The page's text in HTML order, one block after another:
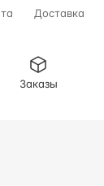
Доставка
Заказы